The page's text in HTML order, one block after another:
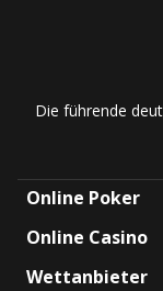
Die führende
Online Poker
Online Casino
Wettanbieter